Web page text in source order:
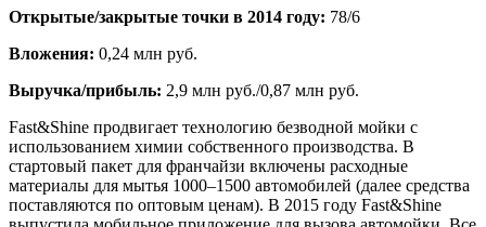
Открытые/закрытые точки в 2014 году: 78/6
Вложения: 0,24 млн руб.
Выручка/прибыль: 2,9 млн руб./0,87 млн руб.
Fast&Shine продвигает технологию безводной мойки с
использованием химии собственного производства. В
стартовый пакет для франчайзи включены расходные
материалы для мытья 1000–1500 автомобилей (далее средства
поставляются по оптовым ценам). В 2015 году Fast&Shine